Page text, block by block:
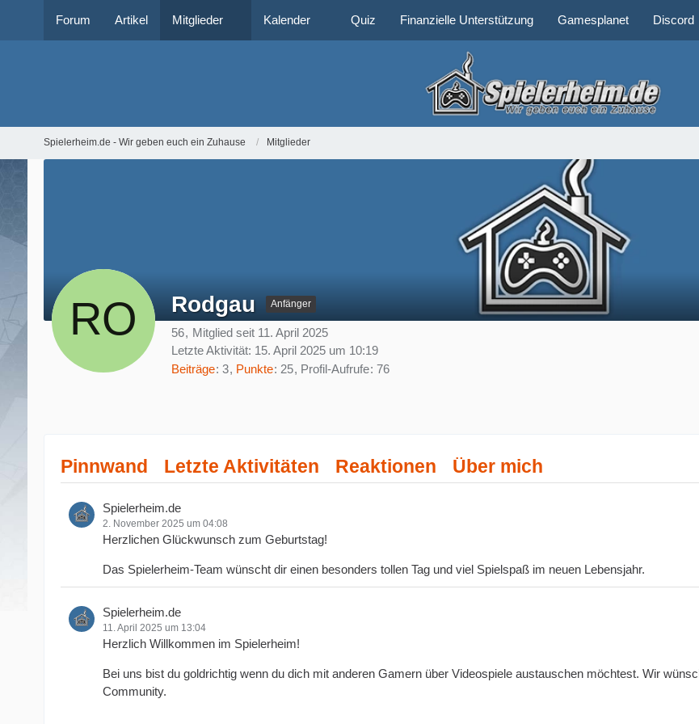
Forum Artikel Mitglieder Kalender Quiz Finanzielle Unterstützung Gamesplanet Discord
Spielerheim.de - Wir geben euch ein Zuhause Mitglieder
Rodgau Anfänger
56
Mitglied seit 11. April 2025
Letzte Aktivität: 15. April 2025 um 10:19
Beiträge 3 Punkte 25 Profil-Aufrufe 76
Pinnwand Letzte Aktivitäten Reaktionen Über mich
Spielerheim.de
2. November 2025 um 04:08
Herzlichen Glückwunsch zum Geburtstag!
Das Spielerheim-Team wünscht dir einen besonders tollen Tag und viel Spielspaß im neuen Lebensjahr.
Spielerheim.de
11. April 2025 um 13:04
Herzlich Willkommen im Spielerheim!
Bei uns bist du goldrichtig wenn du dich mit anderen Gamern über Videospiele austauschen möchtest. Wir
Community.